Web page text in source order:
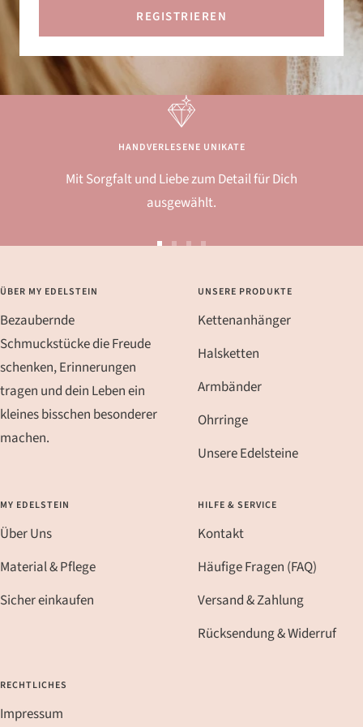
REGISTRIEREN
HANDVERLESENE UNIKATE
Mit Sorgfalt und Liebe zum Detail für Dich
ausgewählt.
gehengehen
4
gehen
ÜBER MY EDELSTEIN
Bezaubernde
Schmuckstücke die Freude
schenken, Erinnerungen
tragen und dein Leben ein
kleines bisschen besonderer
machen.
UNSERE PRODUKTE
Kettenanhänger
Halsketten
Armbänder
Ohrringe
Unsere Edelsteine
MY EDELSTEIN
Über Uns
Material & Pflege
Sicher einkaufen
HILFE & SERVICE
Kontakt
Häufige Fragen (FAQ)
Versand & Zahlung
Rücksendung & Widerruf
RECHTLICHES
Impressum